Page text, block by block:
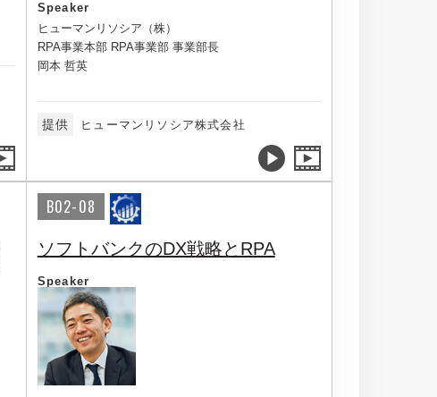
Speaker
ヒューマンリソシア（株）
RPA事業本部 RPA事業部 事業部長
岡本 哲英
提供 ヒューマンリソシア株式会社
B02-08
ソフトバンクのDX戦略とRPA
Speaker